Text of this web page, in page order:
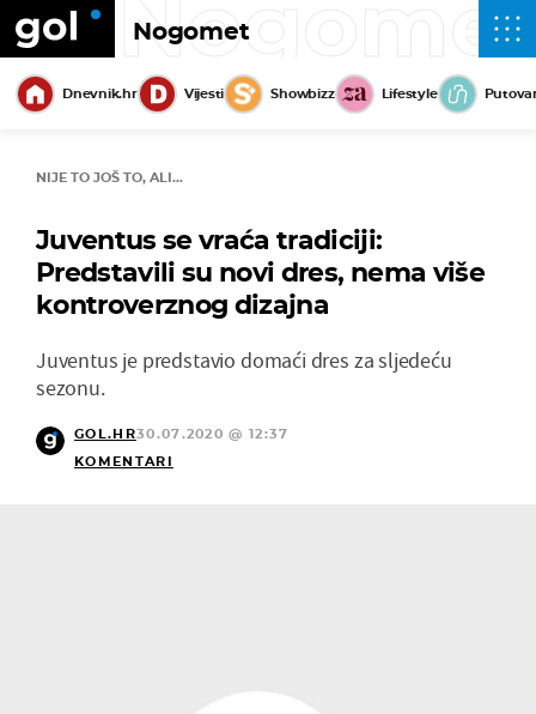
Nogomet
Dnevnik.hr Vijesti Showbizz Lifestyle
NIJE TO JOŠ TO, ALI...
Juventus se vraća tradiciji:
Predstavili su novi dres, nema više
kontroverznog dizajna
Juventus je predstavio domaći dres za sljedeću
sezonu.
GOL.HR30.07.2020 @ 12:37
KOMENTARI